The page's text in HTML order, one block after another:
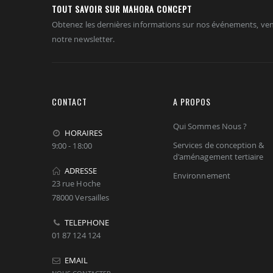
TOUT SAVOIR SUR MAHORA CONCEPT
Obtenez les dernières informations sur nos événements,
notre newsletter.
CONTACT
HORAIRES
9:00 - 18:00
ADRESSE
23 rue Hoche
78000 Versailles
TELEPHONE
01 87 124 124
EMAIL
A PROPOS
Qui Sommes Nous ?
Services de conception &
d'aménagement tertiaire
Environnement